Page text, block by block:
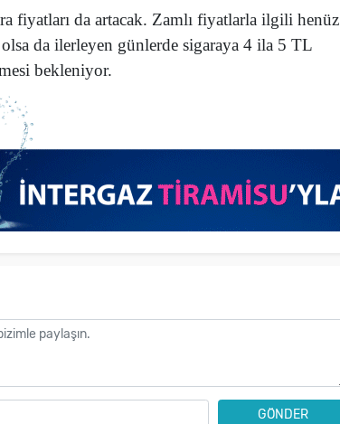
fiyatları da artacak. Zamlı fiyatlarla ilgili henüz
olsa da ilerleyen günlerde sigaraya 4 ila 5 TL
bekleniyor.
GÖNDER